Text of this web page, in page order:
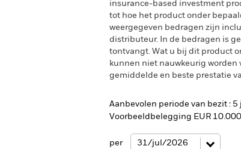
insurance-based investment
tot hoe het product onder
weergegeven bedragen zijn
distributeur. In de bedragen is
tontvangt. Wat u bij dit product
kunnen niet nauwkeurig
gemiddelde en beste prestatie
Aanbevolen periode van bezit : 5
Voorbeeldbelegging EUR 10.000
per